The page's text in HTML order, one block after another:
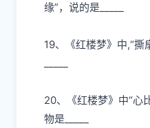
缘”，说的是
19、《红楼梦》中,“撕
20、《红楼梦》中“⼼
物是